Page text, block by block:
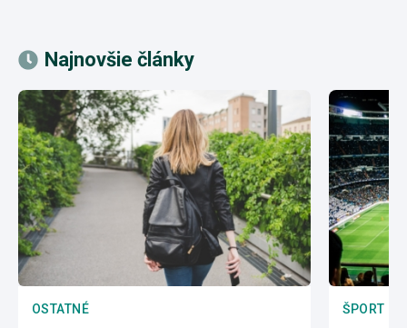
Najnovšie články
OSTATNÉ ŠPORT